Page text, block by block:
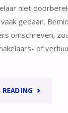
MET
MIJN
niet
gedaan.
omschreven,
of
"WAAROM